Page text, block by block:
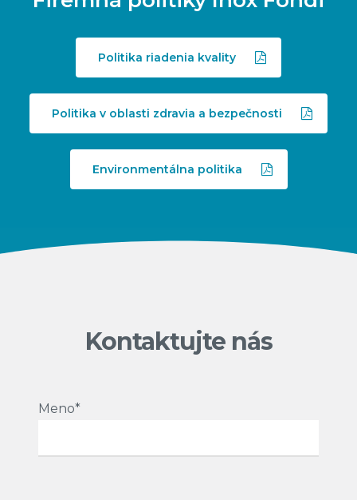
Politika riadenia kvality
Politika v oblasti zdravia a bezpečnosti
Environmentálna politika
Kontaktujte nás
Meno*